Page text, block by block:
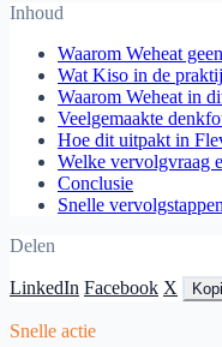
Inhoud
Waarom Weheat
Wat Kiso in de
Waarom Weheat in
Veelgemaakte
Hoe dit uitpakt in
Welke vervolgvraag
Conclusie
Snelle vervolgstappen
Delen
LinkedIn Facebook X
Snelle actie